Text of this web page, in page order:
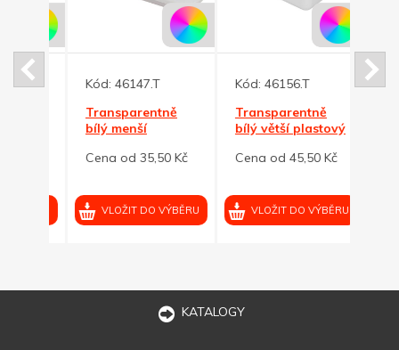
Kód:46147.T
Transparentně
bílý menší
svačinky
Cena od 35,50 Kč
VLOŽIT DO VÝBĚRU
Kód:46156.T
Transparentně
bílý větší plastový
Cena od 45,50 Kč
VLOŽIT DO VÝBĚRU
Kód:
KATALOGY